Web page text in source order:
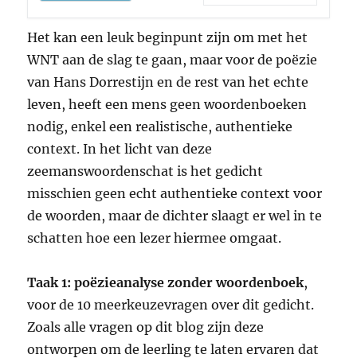
Het kan een leuk beginpunt zijn om met het
WNT aan de slag te gaan, maar voor de poëzie
van Hans Dorrestijn en de rest van het echte
leven, heeft een mens geen woordenboeken
nodig, enkel een realistische, authentieke
context. In het licht van deze
zeemanswoordenschat is het gedicht
misschien geen echt authentieke context voor
de woorden, maar de dichter slaagt er wel in te
schatten hoe een lezer hiermee omgaat.
Taak 1: poëzieanalyse zonder woordenboek,
voor de 10 meerkeuzevragen over dit gedicht.
Zoals alle vragen op dit blog zijn deze
ontworpen om de leerling te laten ervaren dat